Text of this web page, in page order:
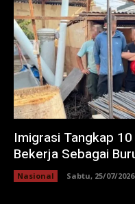
Imigrasi Tangkap
Bekerja Sebagai
Nasional Sabtu, 25/07/2026